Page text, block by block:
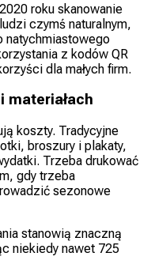
roku skanowanie
czymś naturalnym,
natychmiastowego
z kodów QR
dla małych firm.
materiałach
koszty. Tradycyjne
broszury i plakaty,
Trzeba drukować
gdy trzeba
sezonowe
stanowią znaczną
niekiedy nawet 725